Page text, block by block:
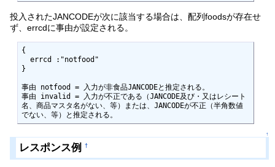
投入されたJANCODEが次に該当する場合は、配列foodsが存在せ
ず、errcdに事由が設定される。
{
}
事由 notfood = 入力が非食品JANCODEと推定される。
事由 invalid = 入力が不正である（JANCODE及び・又はレシート
名、商品マスタ名がない、等）または、JANCODEが不正（半角数値
でない、等）と推定される。
↑
レスポンス例 †